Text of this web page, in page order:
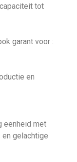
tot
garant voor :
en
eenheid met
gelachtige